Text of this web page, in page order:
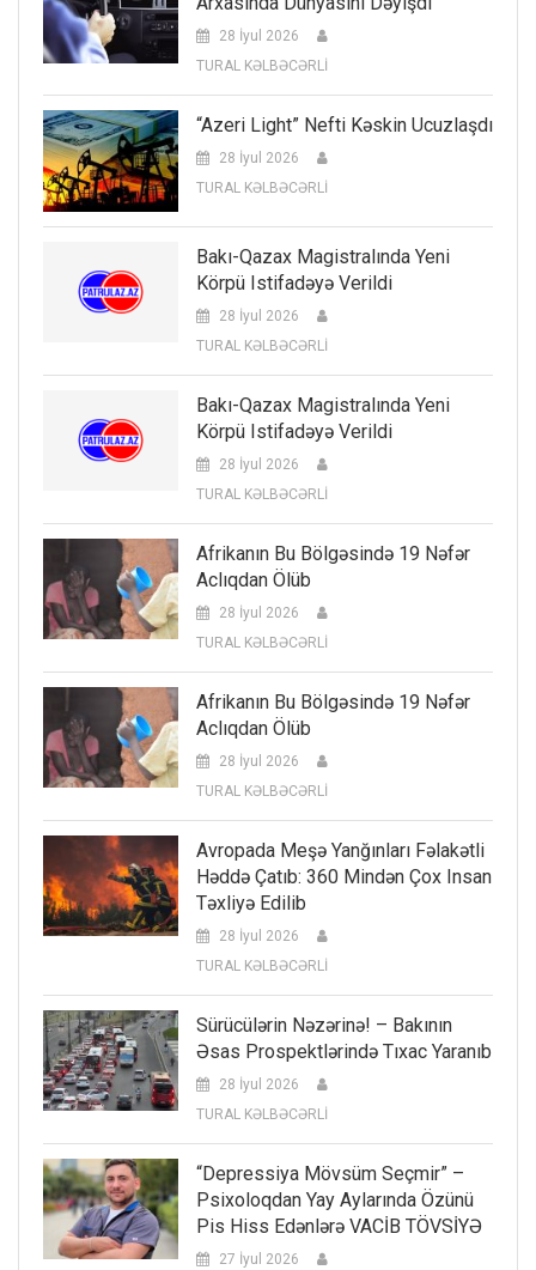
28 İyul 2026
TURAL KƏLBƏCƏRLİ
“Azeri Light” Nefti Kəskin Ucuzlaşdı
28 İyul 2026
TURAL KƏLBƏCƏRLİ
Bakı-Qazax Magistralında Yeni
Körpü Istifadəyə Verildi
28 İyul 2026
TURAL KƏLBƏCƏRLİ
Bakı-Qazax Magistralında Yeni
Körpü Istifadəyə Verildi
28 İyul 2026
TURAL KƏLBƏCƏRLİ
Afrikanın Bu Bölgəsində 19 Nəfər
Aclıqdan Ölüb
28 İyul 2026
TURAL KƏLBƏCƏRLİ
Afrikanın Bu Bölgəsində 19 Nəfər
Aclıqdan Ölüb
28 İyul 2026
TURAL KƏLBƏCƏRLİ
Avropada Meşə Yanğınları Fəlakətli
Həddə Çatıb: 360 Mindən Çox Insan
Təxliyə Edilib
28 İyul 2026
TURAL KƏLBƏCƏRLİ
Sürücülərin Nəzərinə! – Bakının
Əsas Prospektlərində Tıxac Yaranıb
28 İyul 2026
TURAL KƏLBƏCƏRLİ
“Depressiya Mövsüm Seçmir” –
Psixoloqdan Yay Aylarında Özünü
Pis Hiss Edənlərə VACİB TÖVSİYƏ
27 İyul 2026